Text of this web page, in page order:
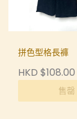
拼色型格長褲
HKD $108.00
售罄